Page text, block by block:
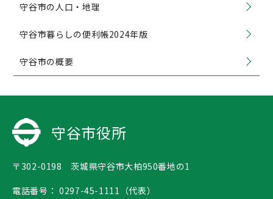
守谷市の人口・地理
守谷市暮らしの便利帳2024年版
守谷市の概要
守谷市役所
〒302-0198 茨城県守谷市大柏950番地の1
電話番号： 0297-45-1111（代表）